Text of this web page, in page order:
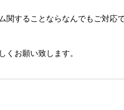
関することならなんでもご対応
くお願い致します。